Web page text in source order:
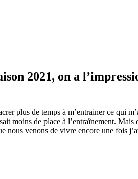
2021, on a
plus de temps à m’entrainer ce qui
moins de place à l’entraînement.
nous venons de vivre encore une fois